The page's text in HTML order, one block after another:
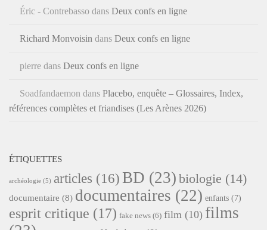
Éric - Contrebasso dans Deux confs en ligne
Richard Monvoisin dans Deux confs en ligne
pierre dans Deux confs en ligne
Soadfandaemon dans Placebo, enquête – Glossaires, Index,
références complètes et friandises (Les Arènes 2026)
ÉTIQUETTES
archéologie (5) articles (16) BD (23) biologie (14)
documentaire (8) documentaires (22) enfants (7)
esprit critique (17) fake news (6) film (10) films